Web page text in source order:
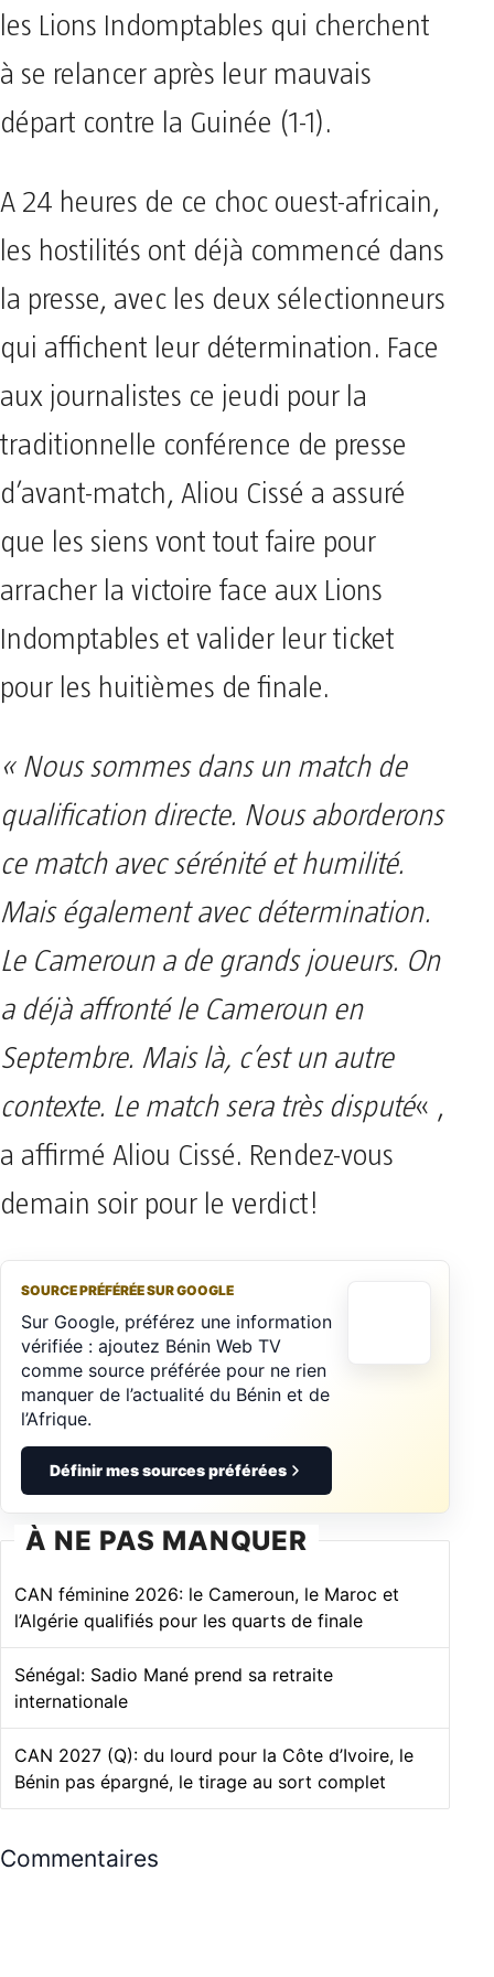
les Lions Indomptables qui cherchent
à se relancer après leur mauvais
départ contre la Guinée (1-1).
A 24 heures de ce choc ouest-africain,
les hostilités ont déjà commencé dans
la presse, avec les deux sélectionneurs
qui affichent leur détermination. Face
aux journalistes ce jeudi pour la
traditionnelle conférence de presse
d’avant-match, Aliou Cissé a assuré
que les siens vont tout faire pour
arracher la victoire face aux Lions
Indomptables et valider leur ticket
pour les huitièmes de finale.
« Nous sommes dans un match de
qualification directe. Nous aborderons
ce match avec sérénité et humilité.
Mais également avec détermination.
Le Cameroun a de grands joueurs. On
a déjà affronté le Cameroun en
Septembre. Mais là, c’est un autre
contexte. Le match sera très disputé« ,
a affirmé Aliou Cissé. Rendez-vous
demain soir pour le verdict!
SOURCE PRÉFÉRÉE SUR GOOGLE
Sur Google, préférez une information
vérifiée : ajoutez Bénin Web TV
comme source préférée pour ne rien
manquer de l’actualité du Bénin et de
l’Afrique.
Définir mes sources préférées
À NE PAS MANQUER
CAN féminine 2026: le Cameroun, le Maroc et
l’Algérie qualifiés pour les quarts de finale
Sénégal: Sadio Mané prend sa retraite
internationale
CAN 2027 (Q): du lourd pour la Côte d’Ivoire, le
Bénin pas épargné, le tirage au sort complet
Commentaires